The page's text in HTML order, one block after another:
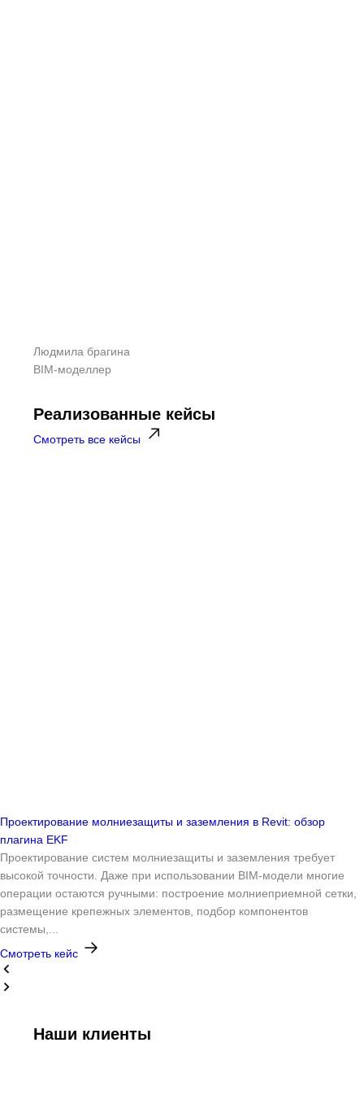
Людмила брагина
BIM-моделлер
Реализованные кейсы
Смотреть все кейсы
Проектирование молниезащиты и заземления в Revit: обзор
плагина EKF
Проектирование систем молниезащиты и заземления требует
высокой точности. Даже при использовании BIM-модели многие
операции остаются ручными: построение молниеприемной сетки,
размещение крепежных элементов, подбор компонентов
системы,...
Смотреть кейс
Наши клиенты